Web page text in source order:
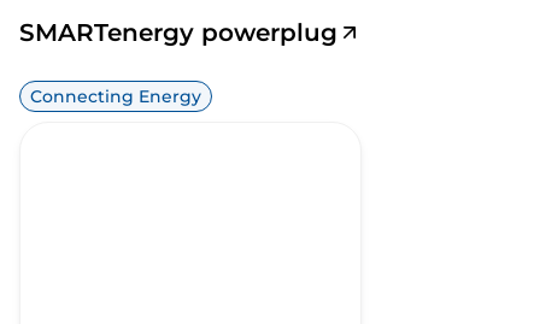
SMARTenergy powerplug
Connecting Energy